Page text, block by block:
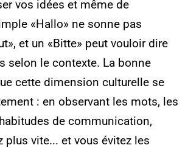
vos idées et même de
«Hallo» ne sonne pas
et un «Bitte» peut vouloir dire
selon le contexte. La bonne
cette dimension culturelle se
: en observant les mots, les
de communication,
plus vite... et vous évitez les